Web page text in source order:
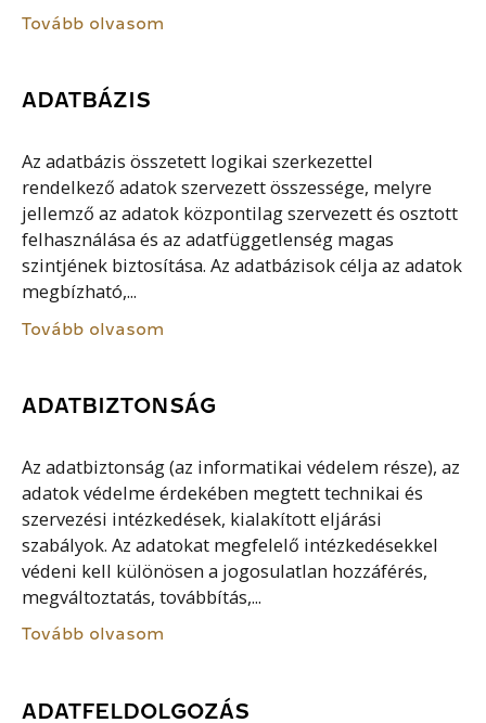
Tovább olvasom
ADATBÁZIS
Az adatbázis összetett logikai szerkezettel
rendelkező adatok szervezett összessége, melyre
jellemző az adatok központilag szervezett és osztott
felhasználása és az adatfüggetlenség magas
szintjének biztosítása. Az adatbázisok célja az adatok
megbízható,...
Tovább olvasom
ADATBIZTONSÁG
Az adatbiztonság (az informatikai védelem része), az
adatok védelme érdekében megtett technikai és
szervezési intézkedések, kialakított eljárási
szabályok. Az adatokat megfelelő intézkedésekkel
védeni kell különösen a jogosulatlan hozzáférés,
megváltoztatás, továbbítás,...
Tovább olvasom
ADATFELDOLGOZÁS